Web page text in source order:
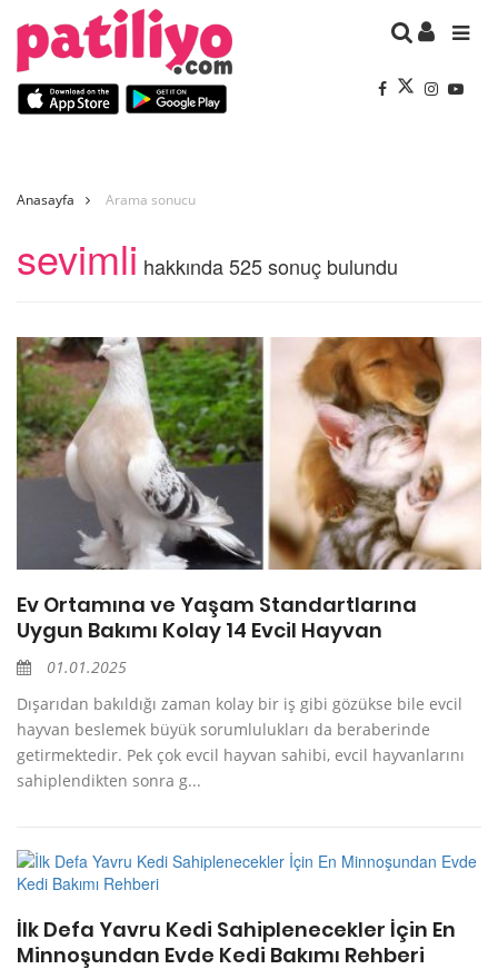
Anasayfa Arama sonucu
sevimli hakkında 525 sonuç bulundu
Ev Ortamına ve Yaşam Standartlarına
Uygun Bakımı Kolay 14 Evcil Hayvan
01.01.2025
Dışarıdan bakıldığı zaman kolay bir iş gibi gözükse bile evcil
hayvan beslemek büyük sorumlulukları da beraberinde
getirmektedir. Pek çok evcil hayvan sahibi, evcil hayvanlarını
sahiplendikten sonra g...
İlk Defa Yavru Kedi Sahiplenecekler İçin En
Minnoşundan Evde Kedi Bakımı Rehberi